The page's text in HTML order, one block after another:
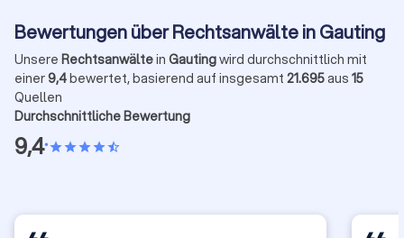
Bewertungen über Rechtsanwälte in Gauting
Unsere Rechtsanwältein Gautingwird durchschnittlich mit
einer9,4bewertet, basierend auf insgesamt 21.695aus 15
Quellen
Durchschnittliche Bewertung
9,4•starstarstarstarstar_half